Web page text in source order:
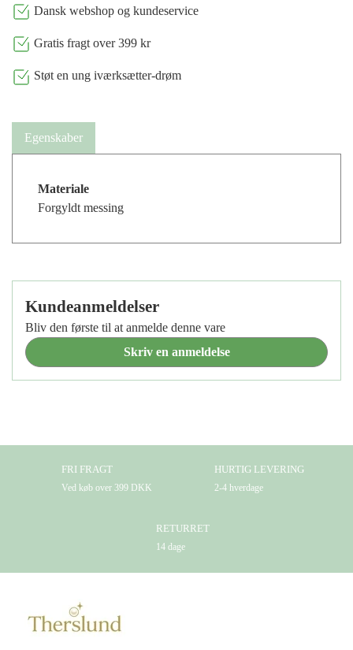
Dansk webshop og kundeservice
Gratis fragt over 399 kr
Støt en ung iværksætter-drøm
Egenskaber
Materiale
Forgyldt messing
Kundeanmeldelser
Bliv den første til at anmelde denne vare
Skriv en anmeldelse
FRI FRAGT
Ved køb over 399 DKK
HURTIG LEVERING
2-4 hverdage
RETURRET
14 dage